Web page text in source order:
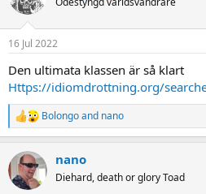
16 Jul 2022
Den ultimata klassen är så klart
Https://idiomdrottning.org/
R
e
c
t
i
Bolongoand nano
nano
Diehard, death or glory Toad